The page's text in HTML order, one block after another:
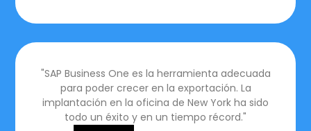
"SAP Business One es la herramienta adecuada
para poder crecer en la exportación. La
implantación en la oficina de New York ha sido
todo un éxito y en un tiempo récord."